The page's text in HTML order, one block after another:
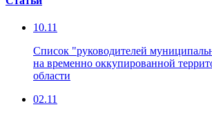
10.11
Список "руководителей
на временно оккупированной
области
02.11